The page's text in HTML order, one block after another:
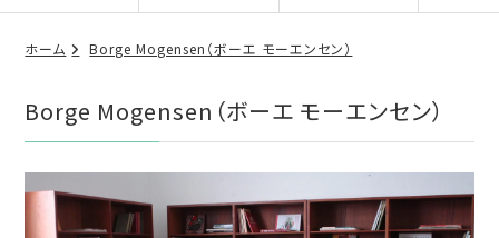
ホーム Borge Mogensen（ボーエ モーエンセン）
Borge Mogensen（ボーエ モーエンセン）